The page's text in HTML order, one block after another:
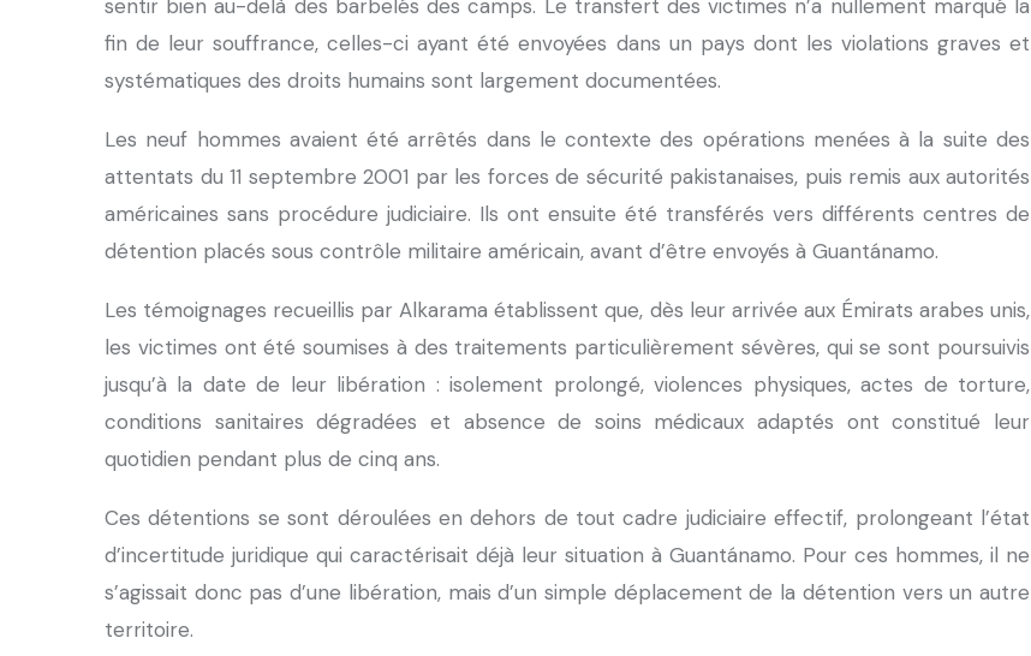
sentir bien au-delà des barbelés des camps. Le transfert des victimes n’a nullement marqué la
fin de leur souffrance, celles-ci ayant été envoyées dans un pays dont les violations graves et
systématiques des droits humains sont largement documentées.
Les neuf hommes avaient été arrêtés dans le contexte des opérations menées à la suite des
attentats du 11 septembre 2001 par les forces de sécurité pakistanaises, puis remis aux autorités
américaines sans procédure judiciaire. Ils ont ensuite été transférés vers différents centres de
détention placés sous contrôle militaire américain, avant d’être envoyés à Guantánamo.
Les témoignages recueillis par Alkarama établissent que, dès leur arrivée aux Émirats arabes unis,
les victimes ont été soumises à des traitements particulièrement sévères, qui se sont poursuivis
jusqu’à la date de leur libération : isolement prolongé, violences physiques, actes de torture,
conditions sanitaires dégradées et absence de soins médicaux adaptés ont constitué leur
quotidien pendant plus de cinq ans.
Ces détentions se sont déroulées en dehors de tout cadre judiciaire effectif, prolongeant l’état
d’incertitude juridique qui caractérisait déjà leur situation à Guantánamo. Pour ces hommes, il ne
s’agissait donc pas d’une libération, mais d’un simple déplacement de la détention vers un autre
territoire.